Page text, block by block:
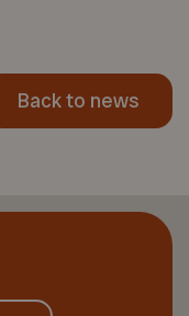
Back to news